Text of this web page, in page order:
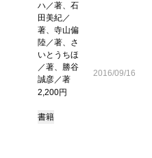
ハ／著、石
田美紀／
著、寺山偏
陸／著、さ
いとうちほ
／著、勝谷
誠彦／著
2,200円
2016/09/16
書籍